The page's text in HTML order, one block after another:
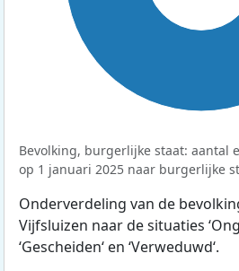
Bevolking, burgerlijke staat: aantal
op 1 januari 2025 naar burgerlijke
Onderverdeling van de
Vijfsluizen naar de situaties
‘Gescheiden‘ en ‘Verweduwd‘.